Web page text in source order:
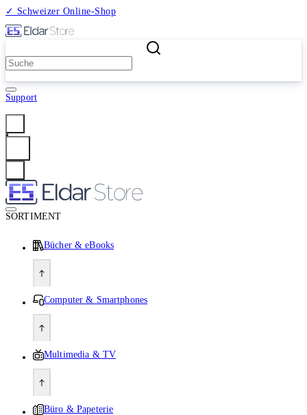
✓ Schweizer Online-Shop
Support
SORTIMENT
Bücher & eBooks
Computer & Smartphones
Multimedia & TV
Büro & Papeterie